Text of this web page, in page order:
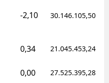
-2,10 30.146.105,50
0,34 21.045.453,24
0,00 27.525.395,28